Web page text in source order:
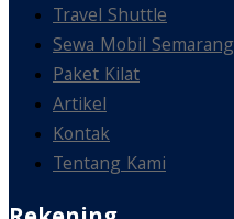
Travel Shuttle
Sewa Mobil Semarang
Paket Kilat
Artikel
Kontak
Tentang Kami